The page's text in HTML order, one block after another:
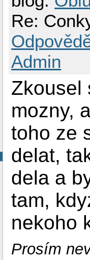
Re:
Admin
Zkousel
mozny,
toho ze
delat,
dela a
tam,
nekoho
Prosím